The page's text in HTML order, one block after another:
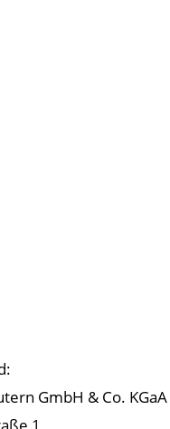
GmbH & Co. KGaA
1